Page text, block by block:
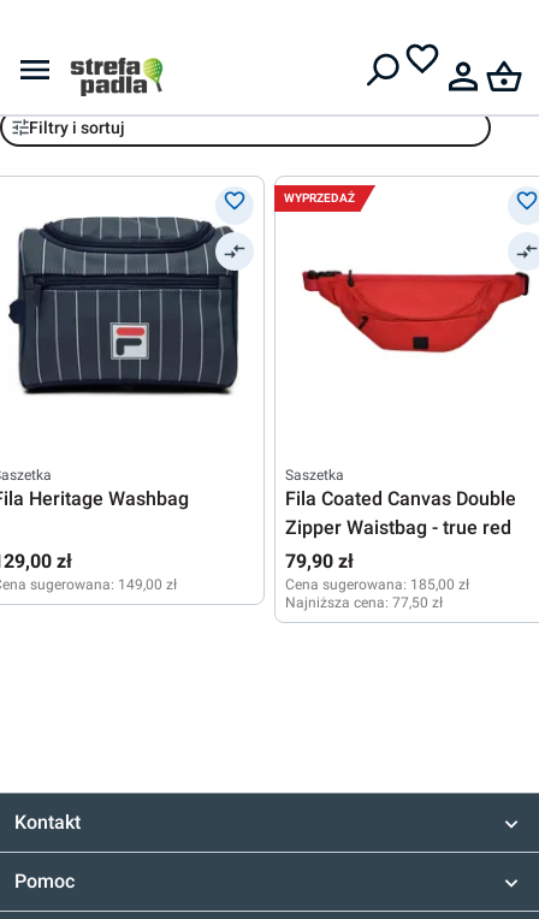
Fila
Filtry i sortuj
Heritage Washbag
zł
sugerowana: 149,00 zł
WYPRZEDAŻ
Saszetka
Fila Coated Canvas Double
Zipper Waistbag - true red
79,90 zł
Cena sugerowana: 185,00 zł
Najniższa cena: 77,50 zł
Kontakt
Pomoc